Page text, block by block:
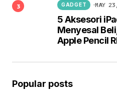
5 Aksesori
Menyesal
Apple Pencil
GADGET MAY
Popular posts